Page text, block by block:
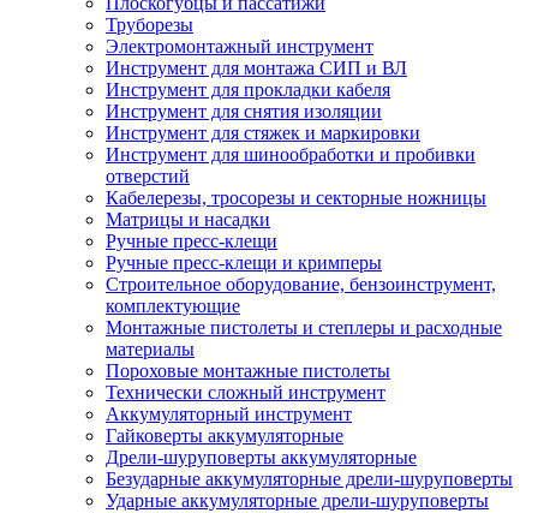
Труборезы
Электромонтажный инструмент
Инструмент для монтажа СИП и ВЛ
Инструмент для прокладки кабеля
Инструмент для снятия изоляции
Инструмент для стяжек и маркировки
Инструмент для шинообработки и пробивки
отверстий
Кабелерезы, тросорезы и секторные ножницы
Матрицы и насадки
Ручные пресс-клещи
Ручные пресс-клещи и кримперы
Строительное оборудование, бензоинструмент,
комплектующие
Монтажные пистолеты и степлеры и расходные
материалы
Пороховые монтажные пистолеты
Технически сложный инструмент
Аккумуляторный инструмент
Гайковерты аккумуляторные
Дрели-шуруповерты аккумуляторные
Безударные аккумуляторные дрели-шуруповерты
Ударные аккумуляторные дрели-шуруповерты